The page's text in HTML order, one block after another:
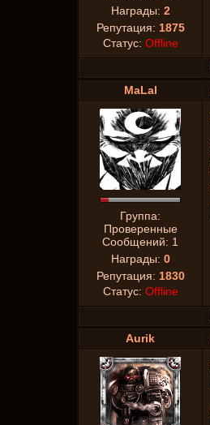
Награды: 2
Репутация: 1875
Статус: Offline
MaLal
Группа:
Проверенные
Сообщений: 1
Награды: 0
Репутация: 1830
Статус: Offline
Aurik